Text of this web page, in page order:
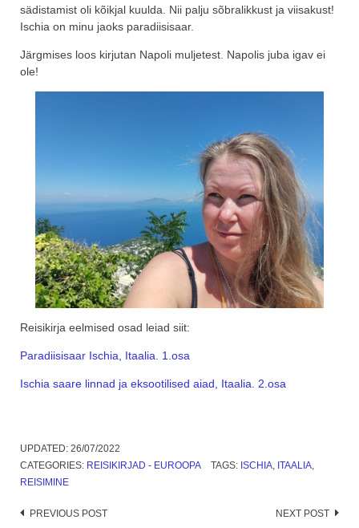
sädistamist oli kõikjal kuulda. Nii palju sõbralikkust ja viisakust!
Ischia on minu jaoks paradiisisaar.
Järgmises loos kirjutan Napoli muljetest. Napolis juba igav ei
ole!
Reisikirja eelmised osad leiad siit:
Paradiisisaar Ischia, Itaalia. 1.osa
Ischia saare linnad ja eksootilised aiad, Itaalia. 2.osa
UPDATED: 26/07/2022
CATEGORIES: REISIKIRJAD - EUROOPA TAGS: ISCHIA, ITAALIA,
REISIMINE
Post
PREVIOUS POST NEXT POST